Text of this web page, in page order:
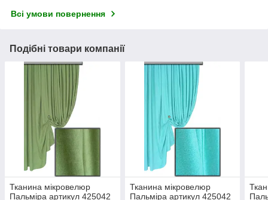
Всі умови повернення
Подібні товари компанії
Тканина мікровелюр
Пальміра артикул 425042
Тканина мікровелюр
Пальміра артикул 425042